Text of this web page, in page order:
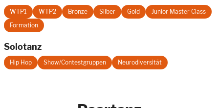
WTP1 WTP2 Bronze Silber Gold
Junior Master Class
Formation
Solotanz
Hip Hop Show/Contestgruppen Neurodiversität